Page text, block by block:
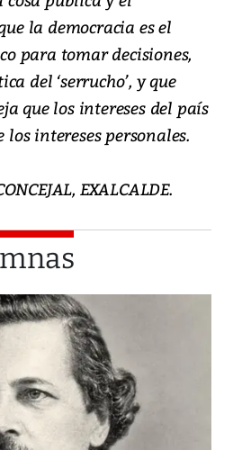
la democracia es el
para tomar decisiones,
del ‘serrucho’, y que
que los intereses del país
intereses personales.
EXALCALDE.